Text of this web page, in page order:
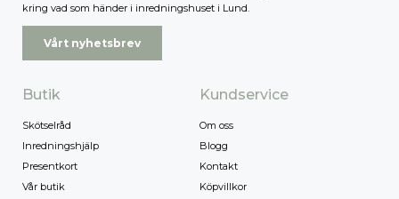
kring vad som händer i inredningshuset i Lund.
Vårt nyhetsbrev
Butik
Skötselråd
Inredningshjälp
Presentkort
Vår butik
Kundservice
Om oss
Blogg
Kontakt
Köpvillkor